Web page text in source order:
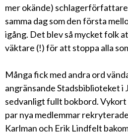
mer okände)
samma dag som den första
igång. Det blev så mycket folk
väktare (!) för att stoppa alla
Många fick med andra ord
angränsande Stadsbiblioteket i
sedvanligt fullt bokbord.
par nya medlemmar
Karlman och Erik Lindfelt